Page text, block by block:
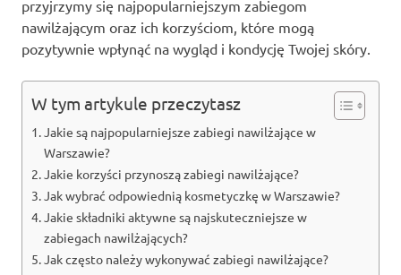
przyjrzymy się najpopularniejszym zabiegom
nawilżającym oraz ich korzyściom, które mogą
pozytywnie wpłynąć na wygląd i kondycję Twojej skóry.
W tym artykule przeczytasz
Jakie są najpopularniejsze zabiegi nawilżające w
Warszawie?
Jakie korzyści przynoszą zabiegi nawilżające?
Jak wybrać odpowiednią kosmetyczkę w Warszawie?
Jakie składniki aktywne są najskuteczniejsze w
zabiegach nawilżających?
Jak często należy wykonywać zabiegi nawilżające?